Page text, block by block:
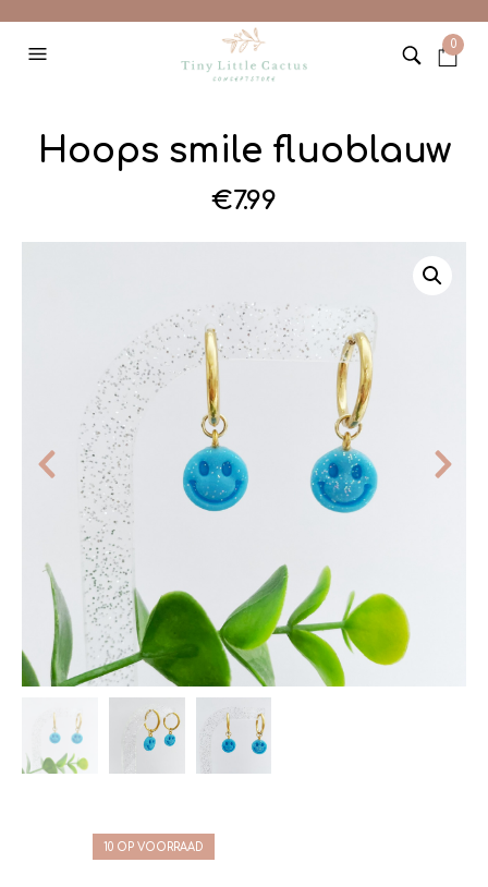
0
Hoops smile fluoblauw
€7.99
10 OP VOORRAAD